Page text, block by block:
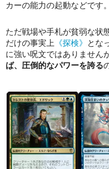
カーの能力の起動などです。
ただ戦場や手札が貧弱な状
だけの事実上 《探検》 とな
に強い呪文ではありません
ば、圧倒的なパワーを誇る